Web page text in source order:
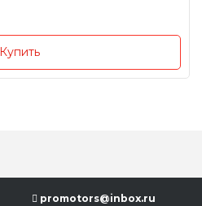
Купить
promotors@inbox.ru